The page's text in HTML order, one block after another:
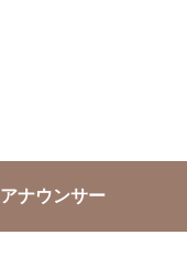
アナウンサー